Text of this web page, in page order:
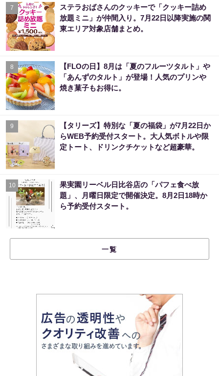
7
ステラおばさんのクッキーで「クッキー詰め
放題ミニ」が仲間入り。7月22日以降実施の関
東エリア対象店舗まとめ。
8
【FLOの日】8月は「夏のフルーツタルト」や
「あんずのタルト」が登場！人気のプリンや
焼き菓子もお得に。
9
【タリーズ】特別な「夏の福袋」が7月22日か
らWEB予約受付スタート。大人気ボトルや限
定トート、ドリンクチケットなど超豪華。
10
果実園リーベル日比谷店の「パフェ食べ放
題」、月曜日限定で開催決定。8月2日18時か
ら予約受付スタート。
一覧